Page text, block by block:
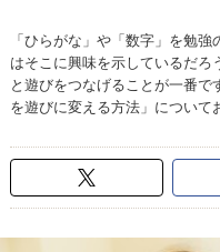
「ひらがな」や「数字」を勉
はそこに興味を示しているだろ
と遊びをつなげることが一番
を遊びに変える方法」について